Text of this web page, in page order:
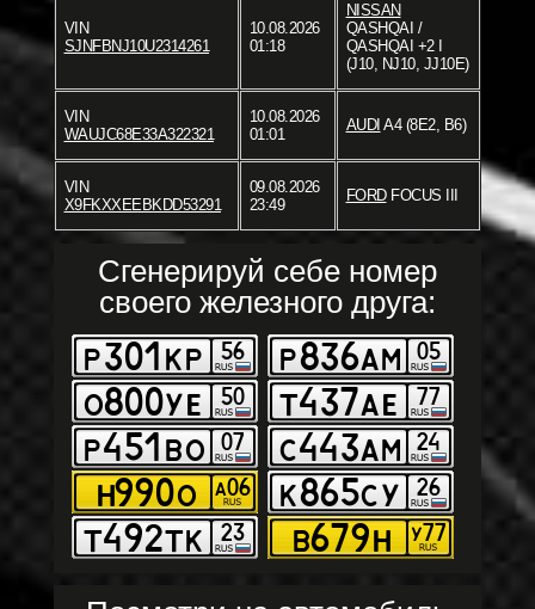
VIN
SJNFBNJ10U2314261
10.08.2026
01:18
NISSAN
QASHQAI /
QASHQAI +2 I
(J10, NJ10, JJ10E)
VIN
WAUJC68E33A322321
10.08.2026
01:01
AUDI A4 (8E2, B6)
VIN
X9FKXXEEBKDD53291
09.08.2026
23:49
FORDFOCUS III
Сгенерируй себе номер
своего железного друга: